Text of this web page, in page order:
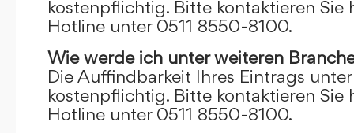
kostenpflichtig. Bitte kontaktieren Sie
Hotline unter 0511 8550-8100.
Wie werde ich unter weiteren
Die Auffindbarkeit Ihres Eintrags
kostenpflichtig. Bitte kontaktieren Sie
Hotline unter 0511 8550-8100.